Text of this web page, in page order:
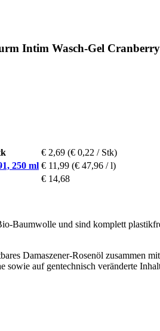
Intim Wasch-Gel
€ 2,69 (€ 0,22 / Stk)
250 ml € 11,99 (€ 47,96 / l)
€ 14,68
Baumwolle und sind komplett
Damaszener-Rosenöl
sowie auf gentechnisch veränderte